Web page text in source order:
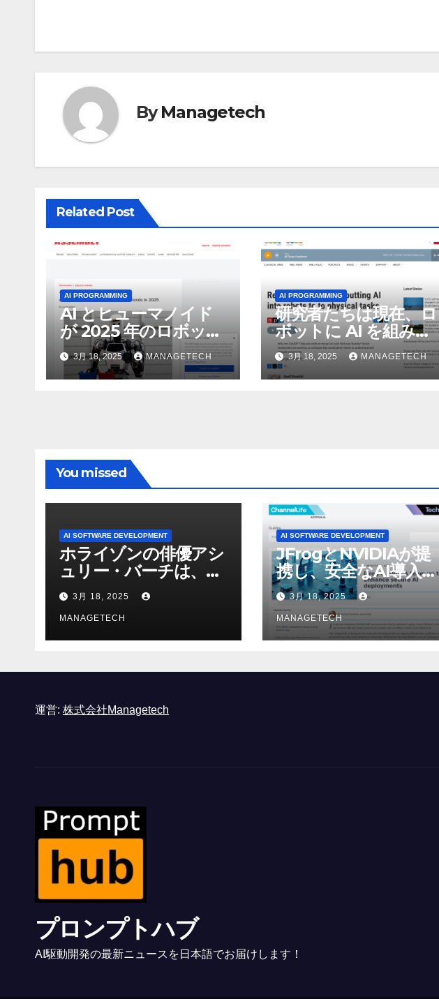
ビ
ゲ
ー
シ
ョ
ン
ByManagetech
Related Post
AI PROGRAMMING
AI とヒューマノイド
が 2025 年のロボット
のトップトレンドに |
ASSEMBLY
3月 18, 2025 MANAGETECH
AI PROGRAMMING
研究者たちは現在、ロ
ボットに AI を組み込
んで物理的な作業を実
行させている | ノーザ
ン パブリック ラジオ:
3月 18, 2025 MANAGETECH
You missed
AI SOFTWARE DEVELOPMENT
ホライゾンの俳優アシ
ュリー・バーチは、ソ
ニーのAIアロイのビデ
オを見て「ゲームパフ
ォーマンスという芸術
形式に不安を感じた」
3月 18, 2025
MANAGETECH
AI SOFTWARE DEVELOPMENT
JFrogとNVIDIAが提
携し、安全なAI導入を
強化
3月 18, 2025
MANAGETECH
運営: 株式会社Managetech
プロンプトハブ
AI駆動開発の最新ニュースを日本語でお届けします！